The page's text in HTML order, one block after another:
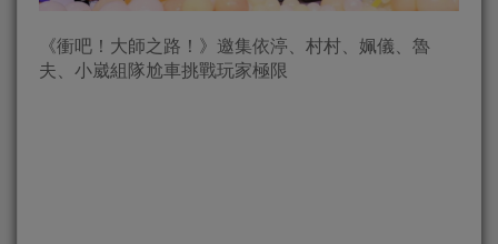
《衝吧！大師之路！》邀集依渟、村村、姵儀、魯
夫、小崴組隊尬車挑戰玩家極限